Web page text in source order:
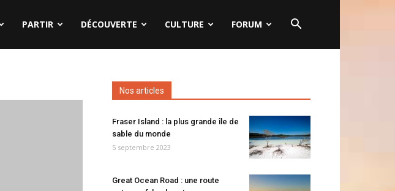
PARTIR DÉCOUVERTE CULTURE FORUM
Nos articles
Fraser Island : la plus grande île de
sable du monde
5 septembre 2023
Great Ocean Road : une route